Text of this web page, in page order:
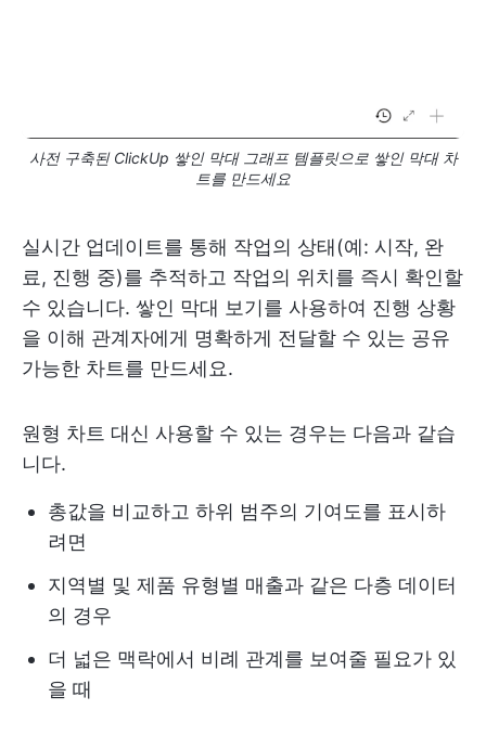
사전 구축된 ClickUp 쌓인 막대 그래프 템플릿으로 쌓인 막대 차
트를 만드세요
실시간 업데이트를 통해 작업의 상태(예: 시작, 완
료, 진행 중)를 추적하고 작업의 위치를 즉시 확인할
수 있습니다. 쌓인 막대 보기를 사용하여 진행 상황
을 이해 관계자에게 명확하게 전달할 수 있는 공유
가능한 차트를 만드세요.
원형 차트 대신 사용할 수 있는 경우는 다음과 같습
니다.
총값을 비교하고 하위 범주의 기여도를 표시하
려면
지역별 및 제품 유형별 매출과 같은 다층 데이터
의 경우
더 넓은 맥락에서 비례 관계를 보여줄 필요가 있
을 때